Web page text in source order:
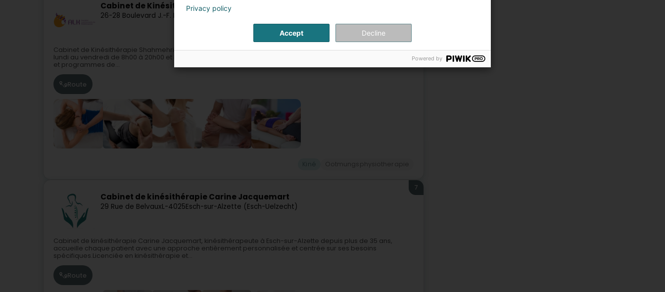
Cabinet de Kinésithérapie Shahmehri
26-28 Boulevard J.-F. Kennedy
Cabinet de Kinésithérapie ShahmehriNotre cabinet de Kinésithérapie situé à Esch-sur-Alzette vous accueille du
lundi au vendredi de 8h00 à 20h00 et le samedi de 8h00 à 13h00, pour tous vos traitements kinésithérapeutiques
et programmes de...
Route
Cabinet de kinésithérapie Carine Jacquemart
29 Rue de BelvauxL-4025Esch-sur-Alzette (Esch-Uelzecht)
7
Cabinet de kinésithérapie Carine Jacquemart, kinésithérapeute à Esch-sur-Alzette depuis plus de 35 ans,
accueille chaque patient avec une approche entièrement personnalisée et centrée sur ses besoins
spécifiques.Licenciée en kinésithérapie et...
Route
Privacy policy
Accept Decline
Powered by